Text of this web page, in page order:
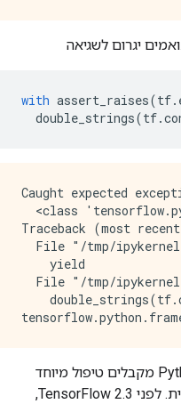
יגרום לשגיאה
with assert_raises(tf.
double_strings(tf.
Caught expected
<class
Traceback (most
File "/tmp/
    yield
File "/tmp/
ייתכן שתבחין כי ארגומנטים של Python מקבלים טיפול מיוחד
בחתימת הקלט של פונקציה קונקרטית. לפני TensorFlow 2.3,